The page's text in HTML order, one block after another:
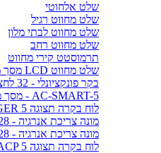
שלט אלחוטי
שלט מחווט רגיל
שלט מחווט לבתי מלון
שלט מחווט רחב
תרמוסטט קירי מחווט
שלט מחווט LCD מסך מגע “ 5
בקר פונקציונלי - 32 לחצנים
AC-SMART-5 - מסך מגע 10.2 אינצ׳
לוח בקרה תצוגה AC MANAGER 5 בתוספת תוכנת ניהול
מונה צריכת אנרגיה - 128 יח' קצה
מונה צריכת אנרגיה - 128 יח' קצה
לוח בקרה תצוגה ACP 5